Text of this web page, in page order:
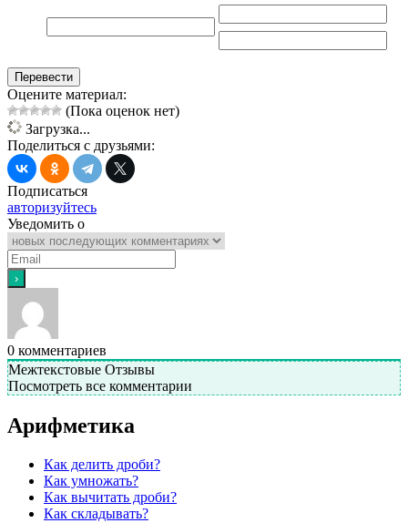
Перевести
Оцените материал:
(Пока оценок нет)
Загрузка...
Поделиться с друзьями:
Подписаться
авторизуйтесь
Уведомить о
0 комментариев
Межтекстовые Отзывы
Посмотреть все комментарии
Арифметика
Как делить дроби?
Как умножать?
Как вычитать дроби?
Как складывать?